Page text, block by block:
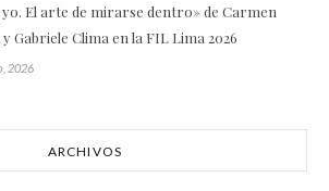
yo. El arte de mirarse dentro» de Carmen
y Gabriele Clima en la FIL Lima 2026
2026
ARCHIVOS